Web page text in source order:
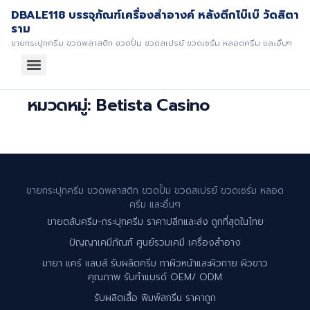
DBALE118 บรรจุภัณฑ์เครื่องสำอางค์ หลังตึกโบ๊เบ๊ วัดสิตา
ราม
ขายกระปุกครีม ขวดพลาสติก ขวดปั้ม ขวดสเปรย์ ขวดเซรั่ม หลอดครีม และอื่นๆ
หมวดหมู่: Betista Casino
ขายกระปุกครีม ขวดพลาสติก ขวดปั้ม ขวดสเปรย์ ขวดเซรั่ม หลอด
ครีม และอื่นๆ
ขายตลับครีม-กระปุกครีม ราคาปลีกและส่ง ถูกที่สุดในไทย
ปัญญาเคมีภัณฑ์ ศูนย์รวมเคมี เครื่องสำอาง
มายา แคร์ แลบส์ รับผลิตครีม ทาผิวหน้าและผิวกาย ผิวขาว
คุณภาพ รับทำแบรด์ OEM/ ODM
รับผลิตเสื้อ พิมพ์สกรีน ราคาถูก